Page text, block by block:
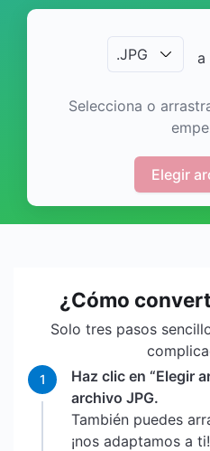
.JPG a
Selecciona o
Elegir
¿Cómo
Solo tres pasos
1
Haz clic en “Elegir
archivo JPG.
También puedes
¡nos adaptamos a ti!